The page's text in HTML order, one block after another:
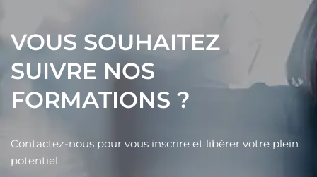
VOUS SOUHAITEZ
SUIVRE NOS
FORMATIONS ?
Contactez-nous pour vous inscrire et libérer votre plein
potentiel.